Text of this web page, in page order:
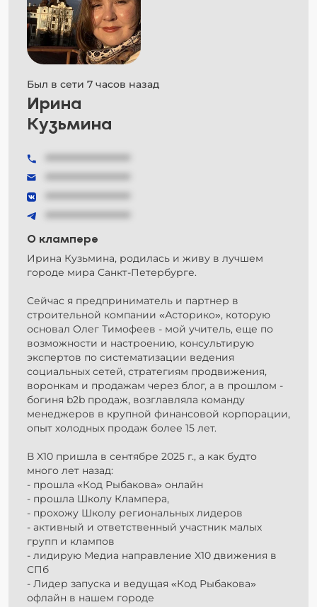
Был в сети 7 часов назад
Ирина
Кузьмина
О клампере
Ирина Кузьмина, родилась и живу в лучшем
городе мира Санкт-Петербурге.
Сейчас я предприниматель и партнер в
строительной компании «Асторико», которую
основал Олег Тимофеев - мой учитель, еще по
возможности и настроению, консультирую
экспертов по систематизации ведения
социальных сетей, стратегиям продвижения,
воронкам и продажам через блог, а в прошлом -
богиня b2b продаж, возглавляла команду
менеджеров в крупной финансовой корпорации,
опыт холодных продаж более 15 лет.
В X10 пришла в сентябре 2025 г., а как будто
много лет назад:
- прошла «Код Рыбакова» онлайн
- прошла Школу Клампера,
- прохожу Школу региональных лидеров
- активный и ответственный участник малых
групп и клампов
- лидирую Медиа направление X10 движения в
СПб
- Лидер запуска и ведущая «Код Рыбакова»
офлайн в нашем городе